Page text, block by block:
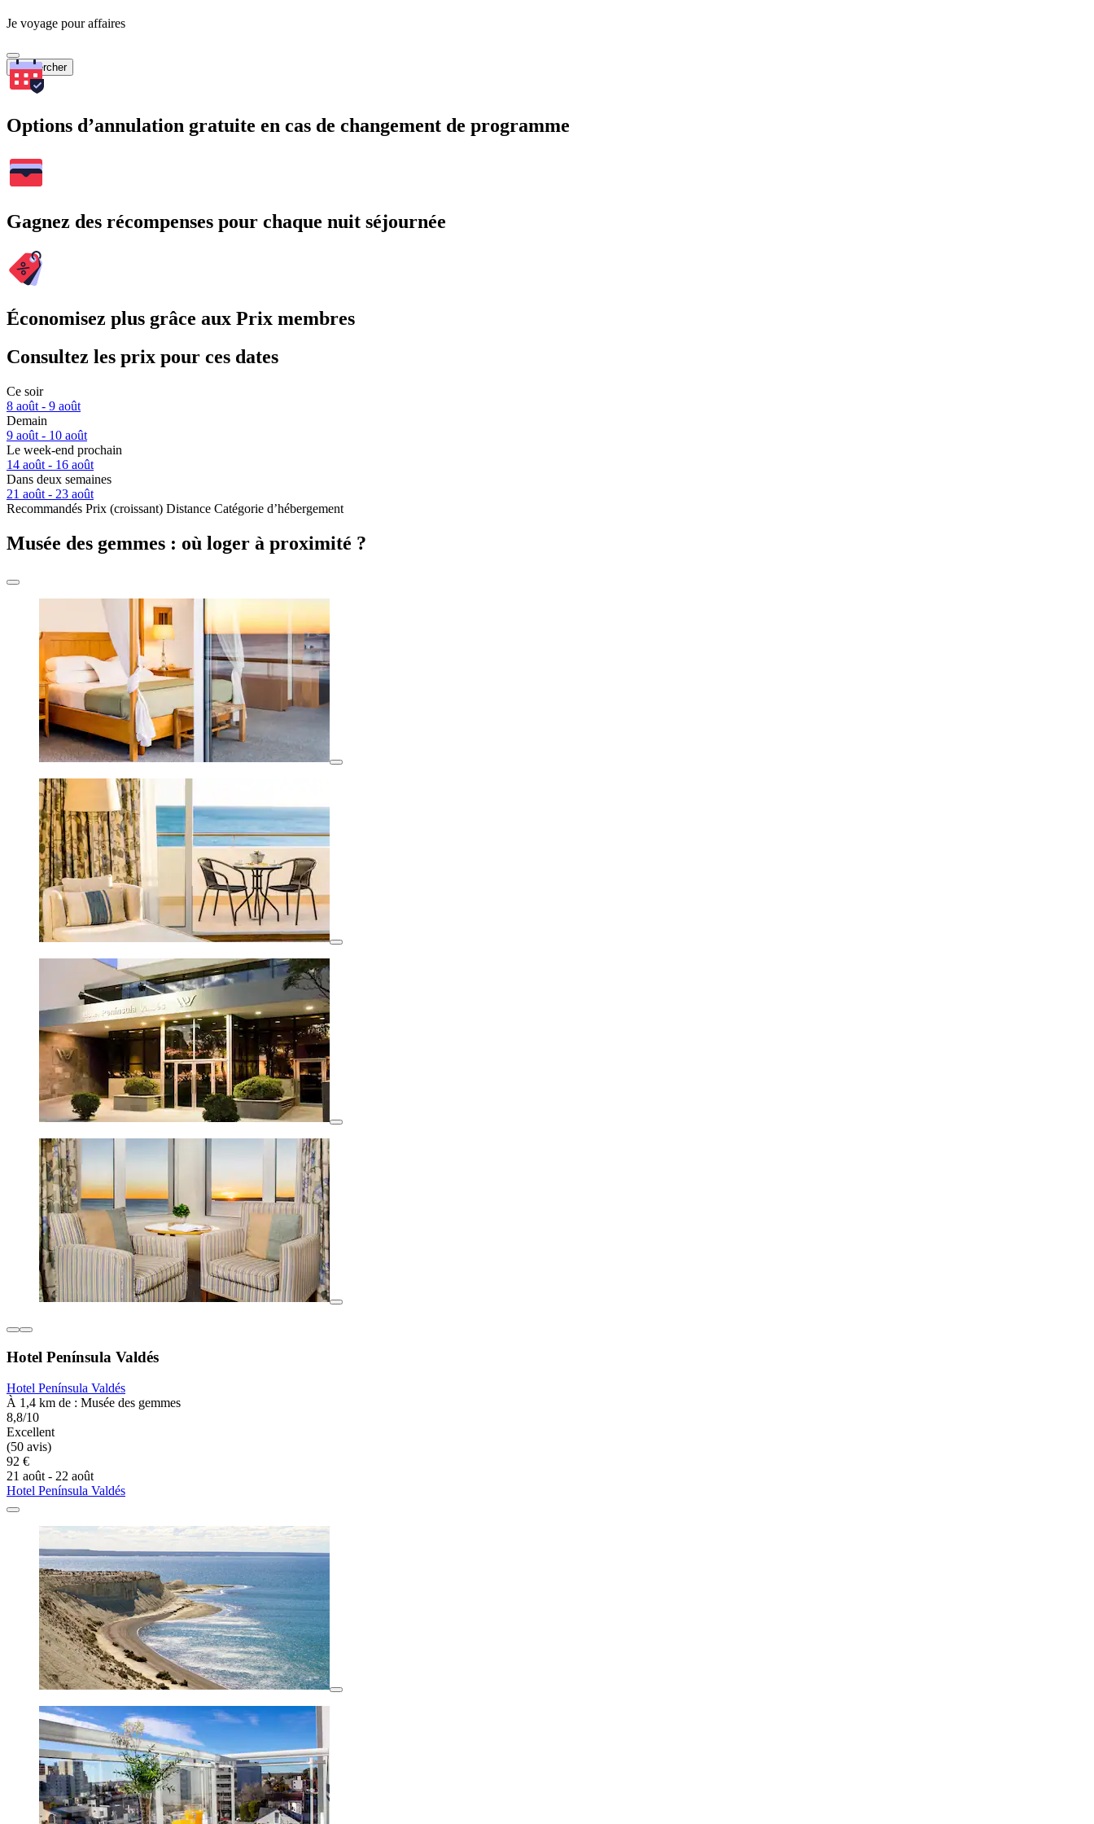
Je voyage pour affaires
Rechercher
Options d’annulation gratuite en cas de changement de programme
Gagnez des récompenses pour chaque nuit séjournée
Économisez plus grâce aux Prix membres
Consultez les prix pour ces dates
Ce soir
8 août - 9 août
Demain
9 août - 10 août
Le week-end prochain
14 août - 16 août
Dans deux semaines
21 août - 23 août
Recommandés Prix (croissant) Distance Catégorie d’hébergement
Musée des gemmes : où loger à proximité ?
Hotel Península Valdés
Hotel Península Valdés
À 1,4 km de : Musée des gemmes
8,8/10
Excellent
(50 avis)
92 €
21 août - 22 août
Hotel Península Valdés